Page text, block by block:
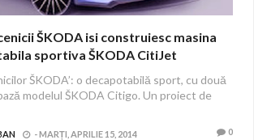
ŠKODA isi construiesc masina
sportiva ŠKODA CitiJet
ŠKODA’: o decapotabilă sport, cu două
modelul ŠKODA Citigo. Un proiect de
-MARȚI, APRILIE 15, 2014 0